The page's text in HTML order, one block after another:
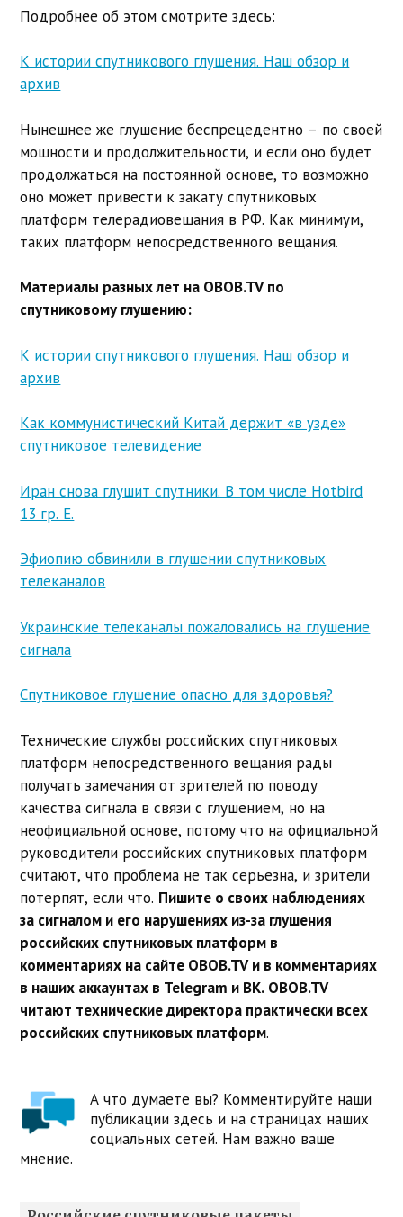
Подробнее об этом смотрите здесь:
К истории спутникового глушения. Наш обзор и
архив
Нынешнее же глушение беспрецедентно – по своей
мощности и продолжительности, и если оно будет
продолжаться на постоянной основе, то возможно
оно может привести к закату спутниковых
платформ телерадиовещания в РФ. Как минимум,
таких платформ непосредственного вещания.
Материалы разных лет на OBOB.TV по
спутниковому глушению:
К истории спутникового глушения. Наш обзор и
архив
Как коммунистический Китай держит «в узде»
спутниковое телевидение
Иран снова глушит спутники. В том числе Hotbird
13 гр. E.
Эфиопию обвинили в глушении спутниковых
телеканалов
Украинские телеканалы пожаловались на глушение
сигнала
Спутниковое глушение опасно для здоровья?
Технические службы российских спутниковых
платформ непосредственного вещания рады
получать замечания от зрителей по поводу
качества сигнала в связи с глушением, но на
неофициальной основе, потому что на официальной
руководители российских спутниковых платформ
считают, что проблема не так серьезна, и зрители
потерпят, если что. Пишите о своих наблюдениях
за сигналом и его нарушениях из-за глушения
российских спутниковых платформ в
комментариях на сайте OBOB.TV и в комментариях
в наших аккаунтах в Telegram и ВК. OBOB.TV
читают технические директора практически всех
российских спутниковых платформ.
А что думаете вы? Комментируйте наши
публикации здесь и на страницах наших
социальных сетей. Нам важно ваше
мнение.